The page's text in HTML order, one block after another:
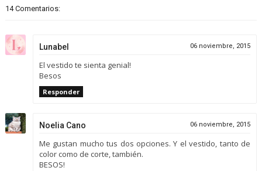
14 Comentarios:
Lunabel 06 noviembre, 2015
El vestido te sienta genial!
Besos
Responder
Noelia Cano 06 noviembre, 2015
Me gustan mucho tus dos opciones. Y el vestido, tanto de
color como de corte, también.
BESOS!